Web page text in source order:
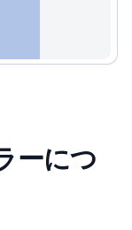
ーにつ